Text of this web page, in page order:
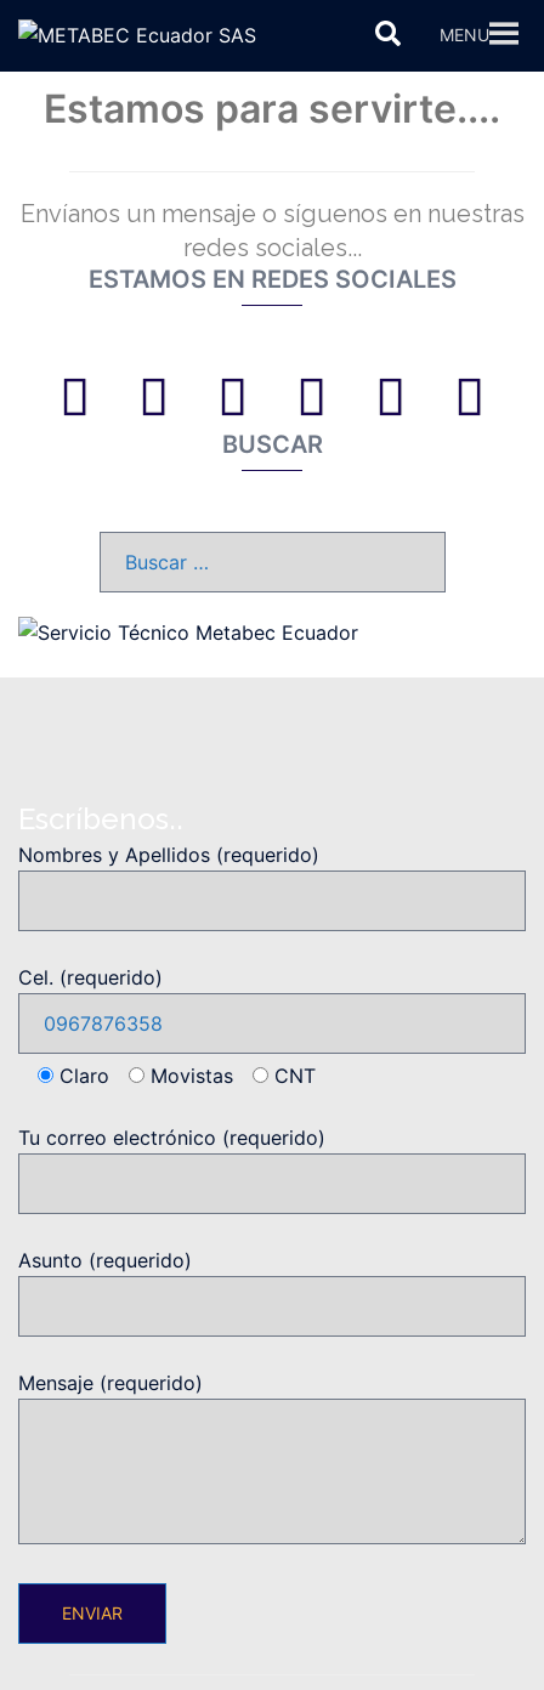
Saltar
contenido
Buscar MENU
Estamos para servirte....
Envíanos un mensaje o síguenos en nuestras
redes sociales...
ESTAMOS EN REDES SOCIALES
Facebook Twitter Linkedin Instagram Toutube
BUSCAR
Nombres y Apellidos (requerido)
Cel. (requerido)
Claro Movistas CNT
Tu correo electrónico (requerido)
Asunto (requerido)
Mensaje (requerido)